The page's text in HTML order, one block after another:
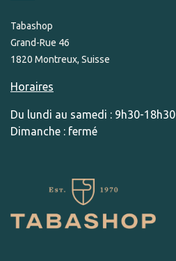
Tabashop
Grand-Rue 46
1820 Montreux, Suisse
Horaires
Du lundi au samedi : 9h30-18h30
Dimanche : fermé